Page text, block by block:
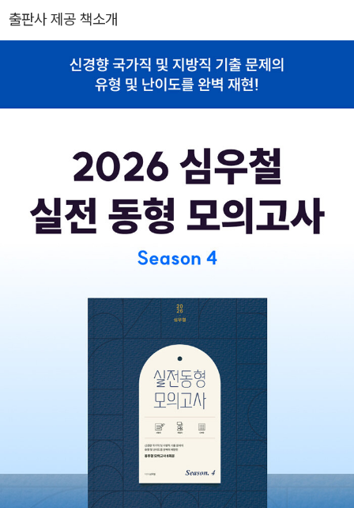
저서와 독해의 7법칙, 명품 보카, 심슨 리딩스킬 등의 수능 저서 다수
출판사 제공 책소개